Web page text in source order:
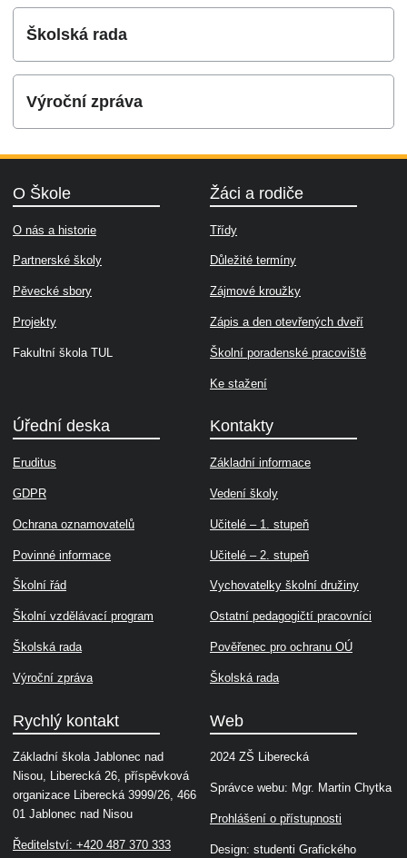
Školská rada
Výroční zpráva
O Škole
O nás a historie
Partnerské školy
Pěvecké sbory
Projekty
Fakultní škola TUL
Žáci a rodiče
Třídy
Důležité termíny
Zájmové kroužky
Zápis a den otevřených dveří
Školní poradenské pracoviště
Ke stažení
Úřední deska
Eruditus
GDPR
Ochrana oznamovatelů
Povinné informace
Školní řád
Školní vzdělávací program
Školská rada
Výroční zpráva
Kontakty
Základní informace
Vedení školy
Učitelé – 1. stupeň
Učitelé – 2. stupeň
Vychovatelky školní družiny
Ostatní pedagogičtí pracovníci
Pověřenec pro ochranu OÚ
Školská rada
Rychlý kontakt
Základní škola Jablonec nad
Nisou, Liberecká 26, příspěvková
organizace Liberecká 3999/26, 466
01 Jablonec nad Nisou
Ředitelství: +420 487 370 333
Web
2024 ZŠ Liberecká
Správce webu: Mgr. Martin Chytka
Prohlášení o přístupnosti
Design: studenti Grafického